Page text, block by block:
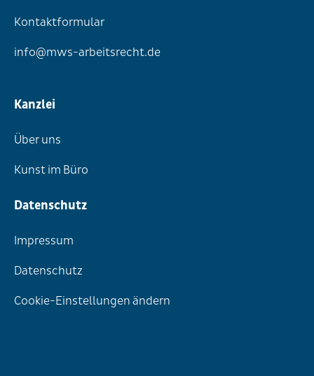
Kontaktformular
info@mws-arbeitsrecht.de
Kanzlei
Über uns
Kunst im Büro
Datenschutz
Impressum
Datenschutz
Cookie-Einstellungen ändern